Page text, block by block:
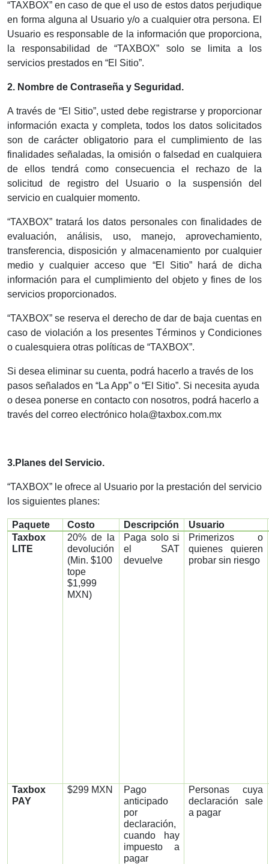
“TAXBOX” en caso de que el uso de estos datos perjudique
en forma alguna al Usuario y/o a cualquier otra persona. El
Usuario es responsable de la información que proporciona,
la responsabilidad de “TAXBOX” solo se limita a los
servicios prestados en “El Sitio”.
2. Nombre de Contraseña y Seguridad.
A través de “El Sitio”, usted debe registrarse y proporcionar
información exacta y completa, todos los datos solicitados
son de carácter obligatorio para el cumplimiento de las
finalidades señaladas, la omisión o falsedad en cualquiera
de ellos tendrá como consecuencia el rechazo de la
solicitud de registro del Usuario o la suspensión del
servicio en cualquier momento.
“TAXBOX” tratará los datos personales con finalidades de
evaluación, análisis, uso, manejo, aprovechamiento,
transferencia, disposición y almacenamiento por cualquier
medio y cualquier acceso que “El Sitio” hará de dicha
información para el cumplimiento del objeto y fines de los
servicios proporcionados.
“TAXBOX” se reserva el derecho de dar de baja cuentas en
caso de violación a los presentes Términos y Condiciones
o cualesquiera otras políticas de “TAXBOX”.
Si desea eliminar su cuenta, podrá hacerlo a través de los
pasos señalados en “La App” o “El Sitio”. Si necesita ayuda
o desea ponerse en contacto con nosotros, podrá hacerlo a
través del correo electrónico hola@taxbox.com.mx
3.Planes del Servicio.
“TAXBOX” le ofrece al Usuario por la prestación del servicio
los siguientes planes:
Paquete Costo Descripción
Usuario
Taxbox
LITE
20% de la
devolución
(Min. $100
tope
$1,999
MXN)
Paga solo si
el SAT
devuelve
Primerizos o
quienes quieren
probar sin riesgo
Taxbox
PAY
$299 MXN
Pago
anticipado
por
declaración,
cuando hay
impuesto a
pagar
Personas cuya
declaración sale
a pagar